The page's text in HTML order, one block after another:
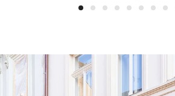
1 2 3 4 5 6 7 8